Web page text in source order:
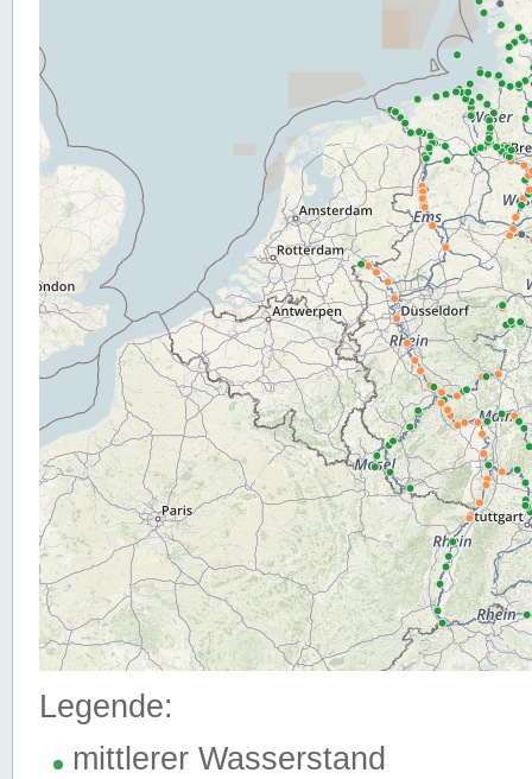
Legende:
mittlerer Wasserstand